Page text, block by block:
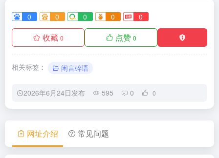
0 0 0 0 0
收藏 0 点赞 0
相关标签： 闲言碎语
2026年6月24日发布 595 0 0
网址介绍 常见问题